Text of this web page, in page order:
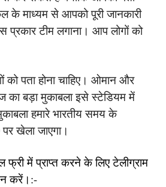
के माध्यम से आपको पूरी जानकारी
प्रकार टीम लगाना। आप लोगों को
को पता होना चाहिए। ओमान और
बड़ा मुकाबला इसे स्टेडियम में
हमारे भारतीय समय के
खेला जाएगा।
फ्री में प्राप्त करने के लिए टेलीग्राम
करें।:-